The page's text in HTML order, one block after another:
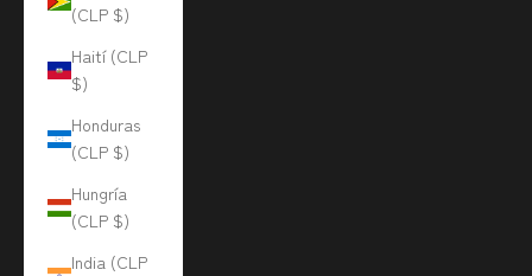
(CLP $)
Haití (CLP
$)
Honduras
(CLP $)
Hungría
(CLP $)
India (CLP